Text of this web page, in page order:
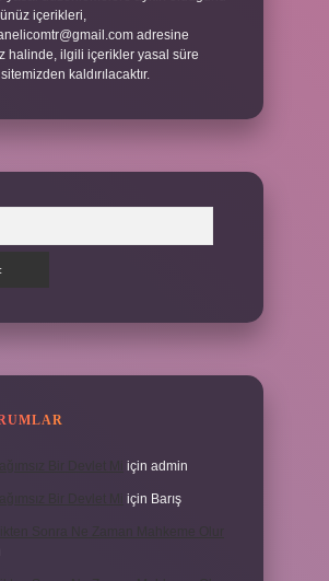
içerikleri,
adresine
halinde, ilgili içerikler yasal süre
kaldırılacaktır.
için admin
için Barış